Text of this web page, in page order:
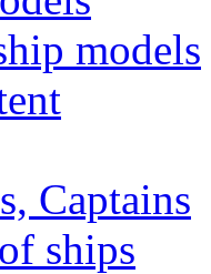
models
Captains
ships